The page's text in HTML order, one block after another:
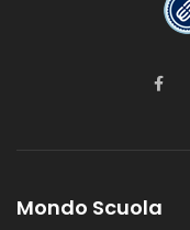
Mondo Scuola